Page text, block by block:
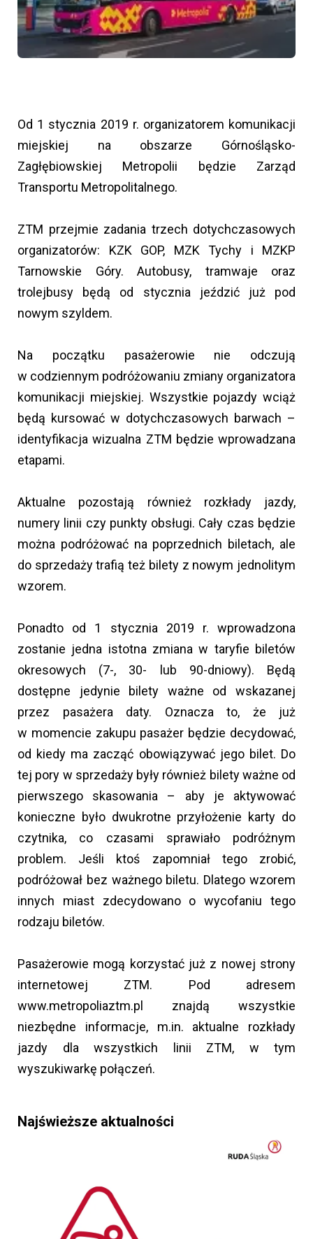
Od 1 stycznia 2019 r. organizatorem komunikacji
miejskiej na obszarze Górnośląsko-
Zagłębiowskiej Metropolii będzie Zarząd
Transportu Metropolitalnego.
ZTM przejmie zadania trzech dotychczasowych
organizatorów: KZK GOP, MZK Tychy i MZKP
Tarnowskie Góry. Autobusy, tramwaje oraz
trolejbusy będą od stycznia jeździć już pod
nowym szyldem.
Na początku pasażerowie nie odczują
w codziennym podróżowaniu zmiany organizatora
komunikacji miejskiej. Wszystkie pojazdy wciąż
będą kursować w dotychczasowych barwach –
identyfikacja wizualna ZTM będzie wprowadzana
etapami.
Aktualne pozostają również rozkłady jazdy,
numery linii czy punkty obsługi. Cały czas będzie
można podróżować na poprzednich biletach, ale
do sprzedaży trafią też bilety z nowym jednolitym
wzorem.
Ponadto od 1 stycznia 2019 r. wprowadzona
zostanie jedna istotna zmiana w taryfie biletów
okresowych (7-, 30- lub 90-dniowy). Będą
dostępne jedynie bilety ważne od wskazanej
przez pasażera daty. Oznacza to, że już
w momencie zakupu pasażer będzie decydować,
od kiedy ma zacząć obowiązywać jego bilet. Do
tej pory w sprzedaży były również bilety ważne od
pierwszego skasowania – aby je aktywować
konieczne było dwukrotne przyłożenie karty do
czytnika, co czasami sprawiało podróżnym
problem. Jeśli ktoś zapomniał tego zrobić,
podróżował bez ważnego biletu. Dlatego wzorem
innych miast zdecydowano o wycofaniu tego
rodzaju biletów.
Pasażerowie mogą korzystać już z nowej strony
internetowej ZTM. Pod adresem
www.metropoliaztm.pl znajdą wszystkie
niezbędne informacje, m.in. aktualne rozkłady
jazdy dla wszystkich linii ZTM, w tym
wyszukiwarkę połączeń.
Najświeższe aktualności